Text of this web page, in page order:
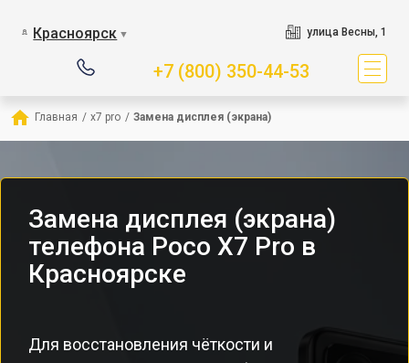
Красноярск ▼ улица Весны, 1
+7 (800) 350-44-53
Главная / x7 pro / Замена дисплея (экрана)
Замена дисплея (экрана)
телефона Poco X7 Pro в
Красноярске
Для восстановления чёткости и